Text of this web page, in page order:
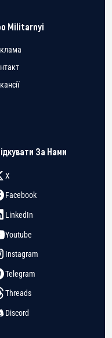
Militarnyi
За Нами
X
Facebook
LinkedIn
Youtube
Instagram
Telegram
Threads
Discord